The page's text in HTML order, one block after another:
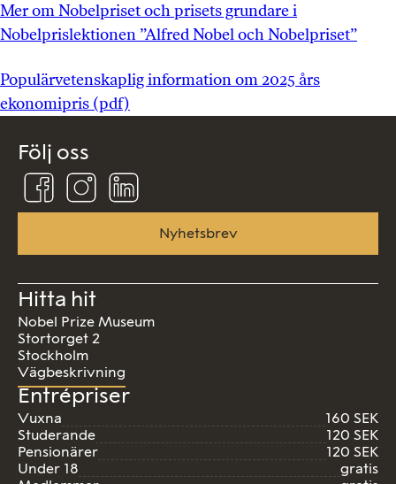
Mer om Nobelpriset och prisets grundare i
Nobelprislektionen ”Alfred Nobel och Nobelpriset”
Populärvetenskaplig information om 2025 års
ekonomipris (pdf)
Följ oss
Följ
oss
på
Följ
på
InstagramLinkedin
Nyhetsbrev
Hitta hit
Nobel Prize Museum
Stortorget 2
Stockholm
Vägbeskrivning
Entrépriser
Vuxna
160 SEK
Studerande
120 SEK
Pensionärer
120 SEK
Under 18
gratis